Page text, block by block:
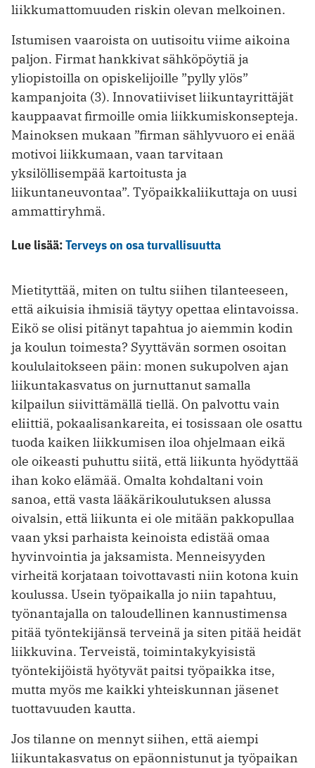
liikkumattomuuden riskin olevan melkoinen.
Istumisen vaaroista on uutisoitu viime aikoina
paljon. Firmat hankkivat sähköpöytiä ja
yliopistoilla on opiskelijoille ”pylly ylös”
kampanjoita (3). Innovatiiviset liikuntayrittäjät
kauppaavat firmoille omia liikkumiskonsepteja.
Mainoksen mukaan ”firman sählyvuoro ei enää
motivoi liikkumaan, vaan tarvitaan
yksilöllisempää kartoitusta ja
liikuntaneuvontaa”. Työpaikkaliikuttaja on uusi
ammattiryhmä.
Lue lisää:Terveys on osa turvallisuutta
Mietityttää, miten on tultu siihen tilanteeseen,
että aikuisia ihmisiä täytyy opettaa elintavoissa.
Eikö se olisi pitänyt tapahtua jo aiemmin kodin
ja koulun toimesta? Syyttävän sormen osoitan
koululaitokseen päin: monen sukupolven ajan
liikuntakasvatus on jurnuttanut samalla
kilpailun siivittämällä tiellä. On palvottu vain
eliittiä, pokaalisankareita, ei tosissaan ole osattu
tuoda kaiken liikkumisen iloa ohjelmaan eikä
ole oikeasti puhuttu siitä, että liikunta hyödyttää
ihan koko elämää. Omalta kohdaltani voin
sanoa, että vasta lääkärikoulutuksen alussa
oivalsin, että liikunta ei ole mitään pakkopullaa
vaan yksi parhaista keinoista edistää omaa
hyvinvointia ja jaksamista. Menneisyyden
virheitä korjataan toivottavasti niin kotona kuin
koulussa. Usein työpaikalla jo niin tapahtuu,
työnantajalla on taloudellinen kannustimensa
pitää työntekijänsä terveinä ja siten pitää heidät
liikkuvina. Terveistä, toimintakykyisistä
työntekijöistä hyötyvät paitsi työpaikka itse,
mutta myös me kaikki yhteiskunnan jäsenet
tuottavuuden kautta.
Jos tilanne on mennyt siihen, että aiempi
liikuntakasvatus on epäonnistunut ja työpaikan